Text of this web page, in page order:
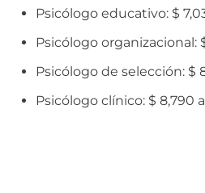
Psicólogo educativo: $
Psicólogo organizacional:
Psicólogo de selección: $
Psicólogo clínico: $ 8,790